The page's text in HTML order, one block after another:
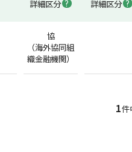
詳細区分
詳細区分
協
（海外協同組
織金融機関）
1